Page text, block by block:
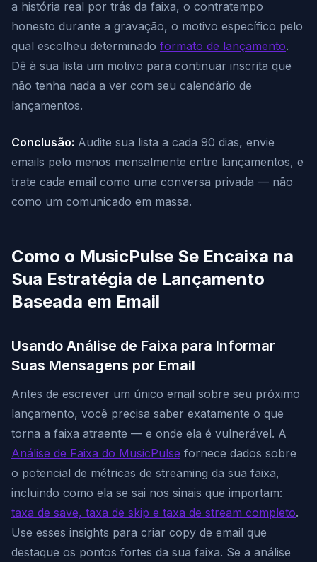
a história real por trás da faixa, o contratempo
honesto durante a gravação, o motivo específico pelo
qual escolheu determinado formato de lançamento.
Dê à sua lista um motivo para continuar inscrita que
não tenha nada a ver com seu calendário de
lançamentos.
Conclusão: Audite sua lista a cada 90 dias, envie
emails pelo menos mensalmente entre lançamentos, e
trate cada email como uma conversa privada — não
como um comunicado em massa.
Como o MusicPulse Se Encaixa na
Sua Estratégia de Lançamento
Baseada em Email
Usando Análise de Faixa para Informar
Suas Mensagens por Email
Antes de escrever um único email sobre seu próximo
lançamento, você precisa saber exatamente o que
torna a faixa atraente — e onde ela é vulnerável. A
Análise de Faixa do MusicPulse fornece dados sobre
o potencial de métricas de streaming da sua faixa,
incluindo como ela se sai nos sinais que importam:
taxa de save, taxa de skip e taxa de stream completo.
Use esses insights para criar copy de email que
destaque os pontos fortes da sua faixa. Se a análise